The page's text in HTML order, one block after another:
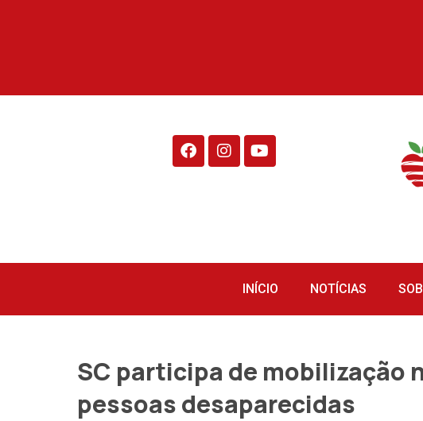
INÍCIO NOTÍCIAS
SC participa de mobilização
pessoas desaparecidas